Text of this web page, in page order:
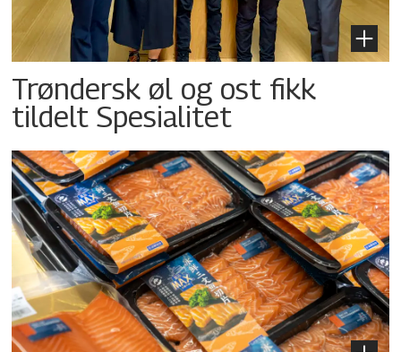
Trøndersk øl og ost fikk
tildelt Spesialitet